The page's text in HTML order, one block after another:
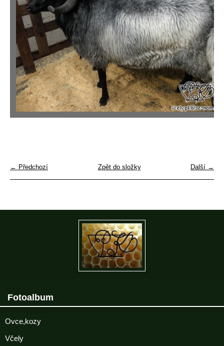
← Předchozí Další →
Zpět do složky
Fotoalbum
Ovce,kozy
Včely